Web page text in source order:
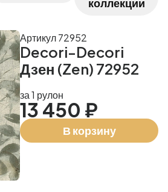
коллекции
Decori-Decori
Дзен (Zen) 72952
Артикул 72952
за 1 рулон
13 450 ₽
В корзину